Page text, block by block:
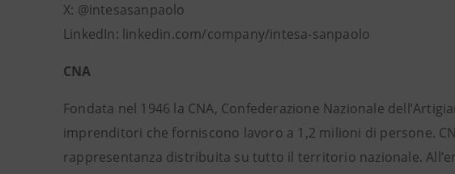
X: @intesasanpaolo
LinkedIn: linkedin.com/company/intesa-sanpaolo
CNA
Fondata nel 1946 la CNA, Confederazione Nazionale
imprenditori che forniscono lavoro a 1,2 milioni di persone.
rappresentanza distribuita su tutto il territorio nazionale.